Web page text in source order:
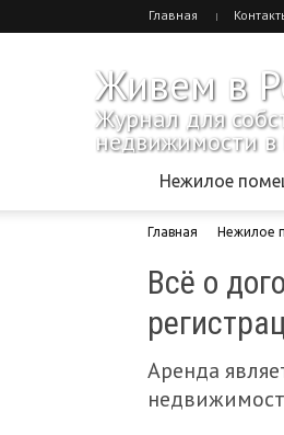
Главная
Живем в
Журнал для
недвижимости в
Нежилое
Главная Нежилое
Всё о
Аренда